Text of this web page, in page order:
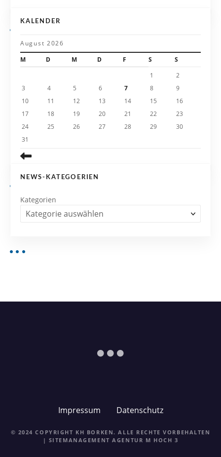
a
KALENDER
August 2026
M
D M D F S
S
1
2
3
4 5 6 7 8
9
10
11 12 13 14 15
16
17
18 19 20 21 22
23
24
25 26 27 28 29
30
31
NEWS-KATEGOERIEN
Kategorien
Impressum Datenschutz
© 2024 COPYRIGHT KH BORKEN. ALLE RECHTE VORBEHALTEN
| SITEMANAGEMENTAGENTUR M HOCH 3